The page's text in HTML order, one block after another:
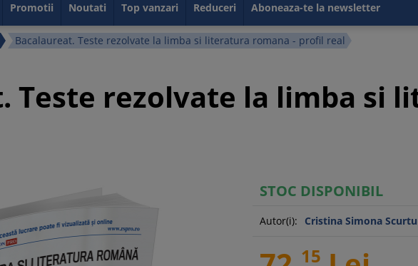
Promotii Noutati Top vanzari Reduceri Aboneaza-te la newsletter
Bacalaureat. Teste rezolvate la limba si literatura romana - profil real
Teste rezolvate la limba si
STOC DISPONIBIL
Autor(i): Cristina Simona Scurtu
15